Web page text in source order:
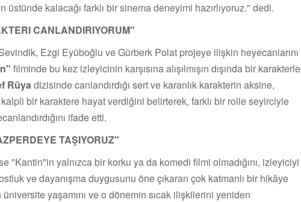
kalacağı farklı bir sinema deneyimi hazırlıyoruz." dedi.
CANLANDIRIYORUM"
Ezgi Eyüboğlu ve Gürberk Polat projeye ilişkin heyecanlarını
filminde bu kez izleyicinin karşısına alışılmışın dışında bir karakterle
Rüyadizisinde canlandırdığı sert ve karanlık karakterin aksine,
bir karaktere hayat verdiğini belirterek, farklı bir rolle seyirciyle
ifade etti.
TAŞIYORUZ"
"Kantin"in yalnızca bir korku ya da komedi filmi olmadığını, izleyiciyi
ve dayanışma duygusunu öne çıkaran çok katmanlı bir hikâye
üniversite yaşamını ve o dönemin sıcak ilişkilerini yeniden